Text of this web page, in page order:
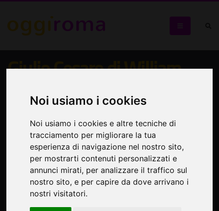
Noi usiamo i cookies
Noi usiamo i cookies e altre tecniche di
tracciamento per migliorare la tua
esperienza di navigazione nel nostro sito,
per mostrarti contenuti personalizzati e
annunci mirati, per analizzare il traffico sul
nostro sito, e per capire da dove arrivano i
nostri visitatori.
Giulio Cesare di William
Shakespeare